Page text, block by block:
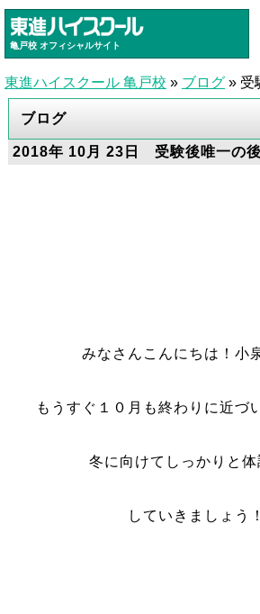
亀戸校 オフィシャルサイト
東進ハイスクール 亀戸校 » ブログ » 受
ブログ
2018年 10月 23日 受験後唯一の
みなさんこんにちは！小
もうすぐ１０月も終わりに近づ
冬に向けてしっかりと体
していきましょう！